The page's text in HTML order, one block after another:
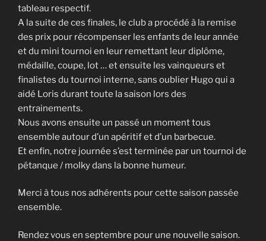
tableau respectif.
A la suite de ces finales, le club a procédé à la remise
des prix pour récompenser les enfants de leur année
et du mini tournoi en leur remettant leur diplôme,
médaille, coupe, lot … et ensuite les vainqueurs et
finalistes du tournoi interne, sans oublier Hugo qui a
aidé Loris durant toute la saison lors des
entrainements.
Nous avons ensuite un passé un moment tous
ensemble autour d’un apéritif et d’un barbecue.
Et enfin, notre journée s’est terminée par un tournoi de
pétanque / molky dans la bonne humeur.
Merci à tous nos adhérents pour cette saison passée
ensemble.
Rendez vous en septembre pour une nouvelle saison.